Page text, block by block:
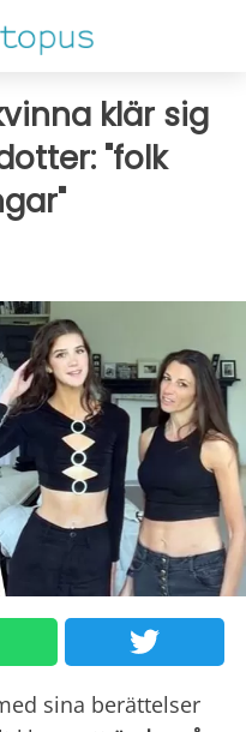
klär sig
"folk
sina berättelser